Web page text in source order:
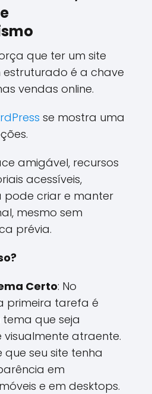
que ter um site
é a chave
vendas online.
se mostra uma
amigável, recursos
acessíveis,
pode criar e manter
mesmo sem
prévia.
Certo: No
primeira tarefa é
que seja
visualmente atraente.
que seu site tenha
em
e em desktops.